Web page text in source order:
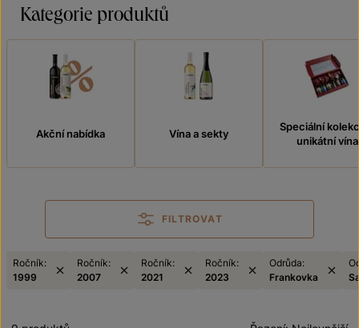
Kategorie produktů
Akční nabídka Vína a sekty
Speciální
unikátní vína
FILTROVAT
Ročník:
1999
Ročník:
2007
Ročník:
2021
Ročník:
2023
Odrůda:
Frankovka